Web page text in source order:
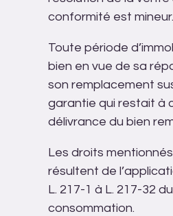
conformité est mineur.
Toute période
bien en vue de sa
son remplacement
garantie qui restait à
délivrance du bien
Les droits
résultent de
L. 217-1 à L. 217-32
consommation.